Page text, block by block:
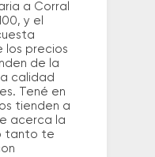
a Corral
y el
los precios
de la
calidad
Tené en
tienden a
acerca la
tanto te